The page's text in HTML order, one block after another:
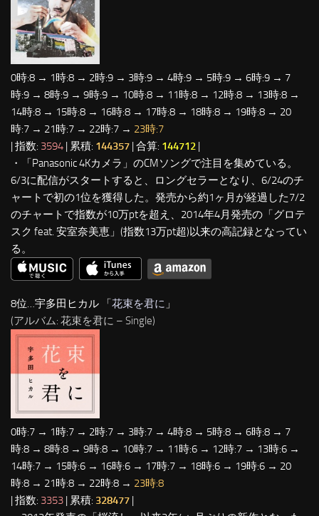
0時:8 → 1時:8 → 2時:9 → 3時:9 → 4時:9 → 5時:9 → 6時:9 → 7
時:9 → 8時:9 → 9時:9 → 10時:8 → 11時:8 → 12時:8 → 13時:8 →
14時:8 → 15時:8 → 16時:8 → 17時:8 → 18時:8 → 19時:8 → 20
時:7 → 21時:7 → 22時:7 → 23時:7
| 指数: 3594 | 累積: 144357 | 合算: 144712
・「Panasonic 4Kカメラ」のCMソングで注目を集めている。
6/3に配信がスタートすると、ロングセラーとなり、6/24のチ
ャートで初の1位を獲得した。発売から約1ヶ月が経過した7/2
のチャートで指数が10万ptを超え、2014年4月発売の「グロテ
スク feat. 安室奈美恵」(指数13万pt超)以来の高記録となってい
る。
8位…宇多田ヒカル 「花束を君に 」
(アルバム: 花束を君に – Single)
0時:7 → 1時:7 → 2時:7 → 3時:7 → 4時:8 → 5時:8 → 6時:8 → 7
時:8 → 8時:8 → 9時:8 → 10時:7 → 11時:6 → 12時:7 → 13時:6 →
14時:7 → 15時:6 → 16時:6 → 17時:7 → 18時:6 → 19時:6 → 20
時:8 → 21時:8 → 22時:8 → 23時:8
| 指数: 3353 | 累積: 328477 |